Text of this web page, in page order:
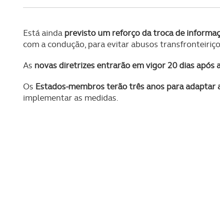
Está ainda previsto um reforço da troca de
com a condução, para evitar abusos
As novas diretrizes entrarão em vigor 20 dias após
Os Estados-membros terão três anos para adaptar
implementar as medidas.